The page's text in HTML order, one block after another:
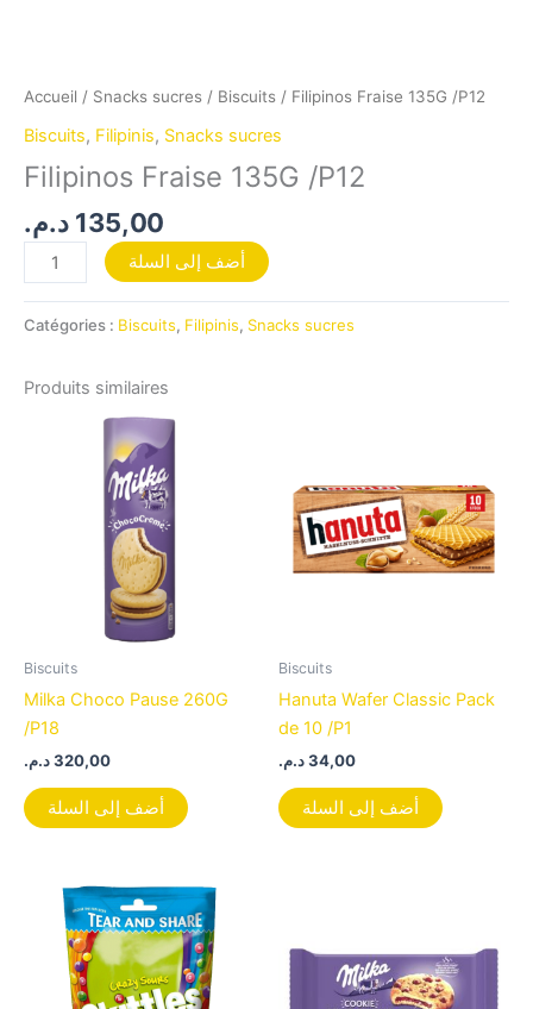
Accueil / Snacks sucres / Biscuits / Filipinos Fraise 135G /P12
Biscuits, Filipinis, Snacks sucres
Filipinos Fraise 135G /P12
135,00 د.م.
أضف إلى السلة
Catégories : Biscuits, Filipinis, Snacks sucres
Produits similaires
Biscuits
Milka Choco Pause 260G
/P18
320,00د.م.
أضف إلى السلة
Biscuits
Hanuta Wafer Classic Pack
de 10 /P1
34,00د.م.
أضف إلى السلة